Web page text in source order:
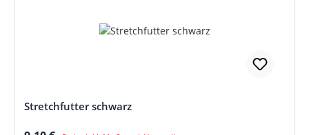
Stretchfutter schwarz